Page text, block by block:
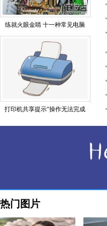
练就火眼金睛 十一种常见电脑
打印机共享提示“操作无法完成
热门图片